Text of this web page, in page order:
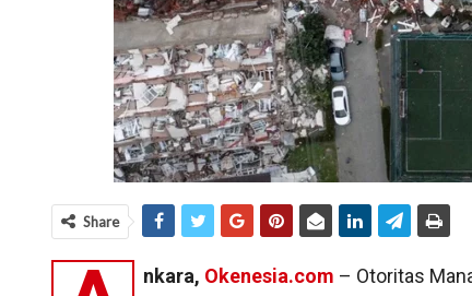
Share
nkara, Okenesia.com – Otoritas